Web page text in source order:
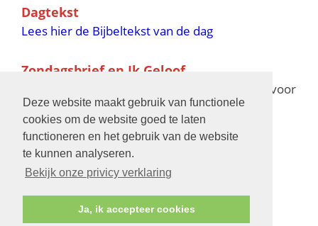
Deze website maakt gebruik van functionele
cookies om de website goed te laten
functioneren en het gebruik van de website
te kunnen analyseren.
Bekijk onze privicy verklaring
Ja, ik accepteer cookies
Dagtekst
Lees hier de Bijbeltekst van de dag
Zondagsbrief en Ik Geloof
voor
de verschijningsdata in 2025 en 2026
Bijbelschool